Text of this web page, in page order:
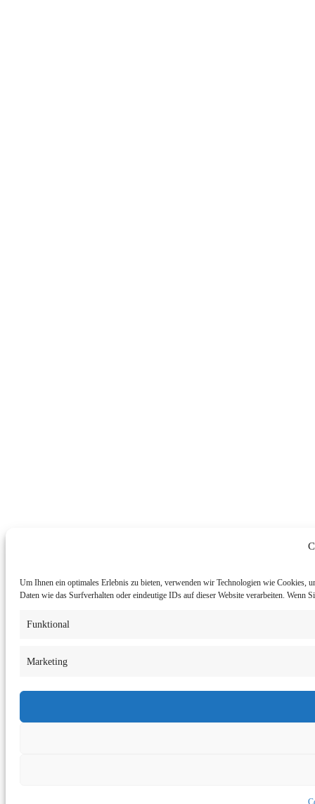
Um Ihnen ein optimales Erlebnis zu bieten, verwenden wir Technologien wie Cookies,
Daten wie das Surfverhalten oder eindeutige IDs auf dieser Website verarbeiten.
Funktional
Marketing